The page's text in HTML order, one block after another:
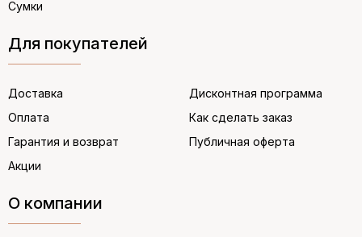
Сумки
Для покупателей
Доставка
Оплата
Гарантия и возврат
Акции
Дисконтная программа
Как сделать заказ
Публичная оферта
О компании